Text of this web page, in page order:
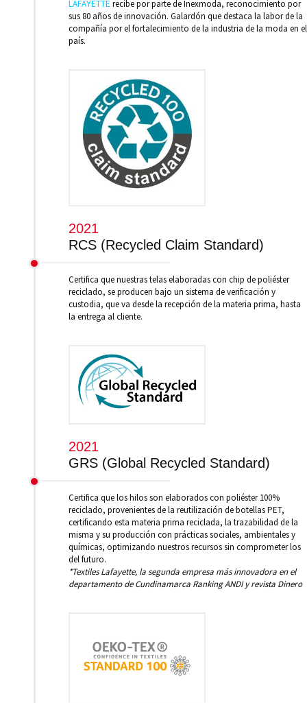
LAFAYETTE recibe por parte de Inexmoda, reconocimiento por
sus 80 años de innovación. Galardón que destaca la labor de la
compañía por el fortalecimiento de la industria de la moda en el
país.
2021
RCS (Recycled Claim Standard)
Certifica que nuestras telas elaboradas con chip de poliéster
reciclado, se producen bajo un sistema de verificación y
custodia, que va desde la recepción de la materia prima, hasta
la entrega al cliente.
2021
GRS (Global Recycled Standard)
Certifica que los hilos son elaborados con poliéster 100%
reciclado, provenientes de la reutilización de botellas PET,
certificando esta materia prima reciclada, la trazabilidad de la
misma y su producción con prácticas sociales, ambientales y
químicas, optimizando nuestros recursos sin comprometer los
del futuro.
*Textiles Lafayette, la segunda empresa más innovadora en el
departamento de Cundinamarca Ranking ANDI y revista Dinero